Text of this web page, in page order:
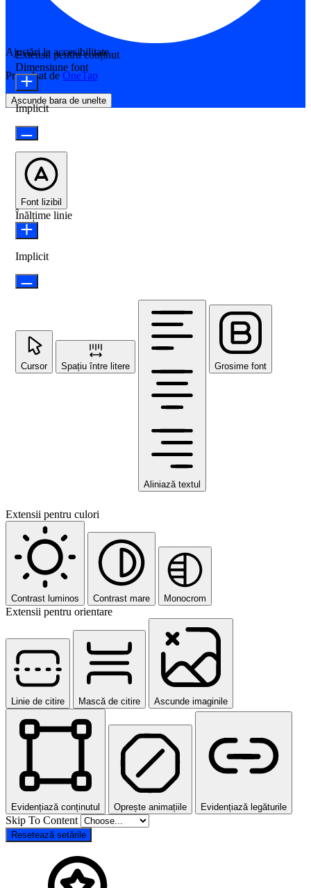
Ajustări la accesibilitate
Propulsat de OneTap
Ascunde bara de unelte
Extensii pentru conținut
Dimensiune font
Implicit
Font lizibil
Înălțime linie
Implicit
Cursor Spațiu între litere
Aliniază textul
Grosime font
Extensii pentru culori
Contrast luminos Contrast mare Monocrom
Extensii pentru orientare
Linie de citire Mască de citire Ascunde imaginile
Evidențiază conținutul Oprește animațiile Evidențiază legăturile
Skip To Content
Resetează setările